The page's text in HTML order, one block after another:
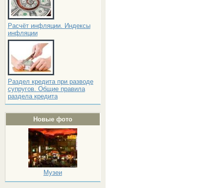
Расчёт инфляции. Индексы
инфляции
Раздел кредита при разводе
супругов. Общие правила
раздела кредита
Новые фото
Музеи